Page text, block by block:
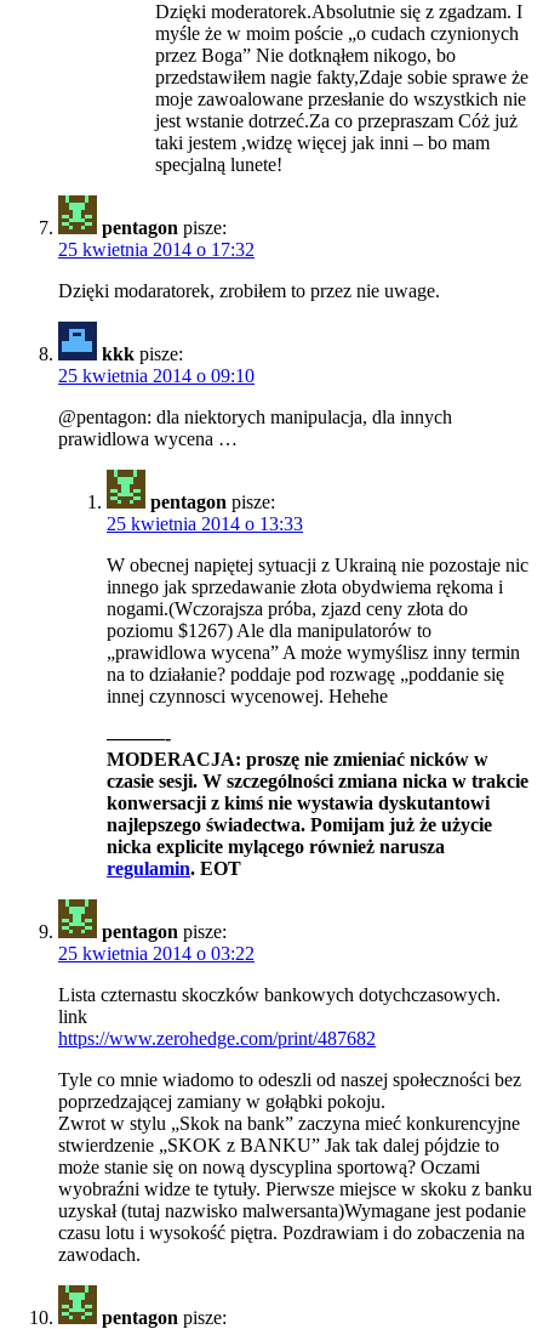
Dzięki moderatorek.Absolutnie się z zgadzam. I
myśle że w moim poście „o cudach czynionych
przez Boga” Nie dotknąłem nikogo, bo
przedstawiłem nagie fakty,Zdaje sobie sprawe że
moje zawoalowane przesłanie do wszystkich nie
jest wstanie dotrzeć.Za co przepraszam Cóż już
taki jestem ,widzę więcej jak inni – bo mam
specjalną lunete!
pentagon pisze:
25 kwietnia 2014 o 17:32
Dzięki modaratorek, zrobiłem to przez nie uwage.
kkk pisze:
25 kwietnia 2014 o 09:10
@pentagon: dla niektorych manipulacja, dla innych
prawidlowa wycena …
pentagon pisze:
25 kwietnia 2014 o 13:33
W obecnej napiętej sytuacji z Ukrainą nie pozostaje nic
innego jak sprzedawanie złota obydwiema rękoma i
nogami.(Wczorajsza próba, zjazd ceny złota do
poziomu $1267) Ale dla manipulatorów to
„prawidlowa wycena” A może wymyślisz inny termin
na to działanie? poddaje pod rozwagę „poddanie się
innej czynnosci wycenowej. Hehehe
———-
MODERACJA: proszę nie zmieniać nicków w
czasie sesji. W szczególności zmiana nicka w trakcie
konwersacji z kimś nie wystawia dyskutantowi
najlepszego świadectwa. Pomijam już że użycie
nicka explicite mylącego również narusza
regulamin. EOT
pentagon pisze:
25 kwietnia 2014 o 03:22
Lista czternastu skoczków bankowych dotychczasowych.
link
https://www.zerohedge.com/print/487682
Tyle co mnie wiadomo to odeszli od naszej społeczności bez
poprzedzającej zamiany w gołąbki pokoju.
Zwrot w stylu „Skok na bank” zaczyna mieć konkurencyjne
stwierdzenie „SKOK z BANKU” Jak tak dalej pójdzie to
może stanie się on nową dyscyplina sportową? Oczami
wyobraźni widze te tytuły. Pierwsze miejsce w skoku z banku
uzyskał (tutaj nazwisko malwersanta)Wymagane jest podanie
czasu lotu i wysokość piętra. Pozdrawiam i do zobaczenia na
zawodach.
pentagon pisze: